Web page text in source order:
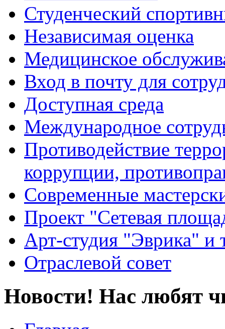
Студенческий
Независимая оценка
Медицинское
Вход в почту для
Доступная среда
Международное
Противодействие
коррупции,
Современные
Проект "Сетевая
Арт-студия "Эврика" и
Отраслевой совет
Новости! Нас любят